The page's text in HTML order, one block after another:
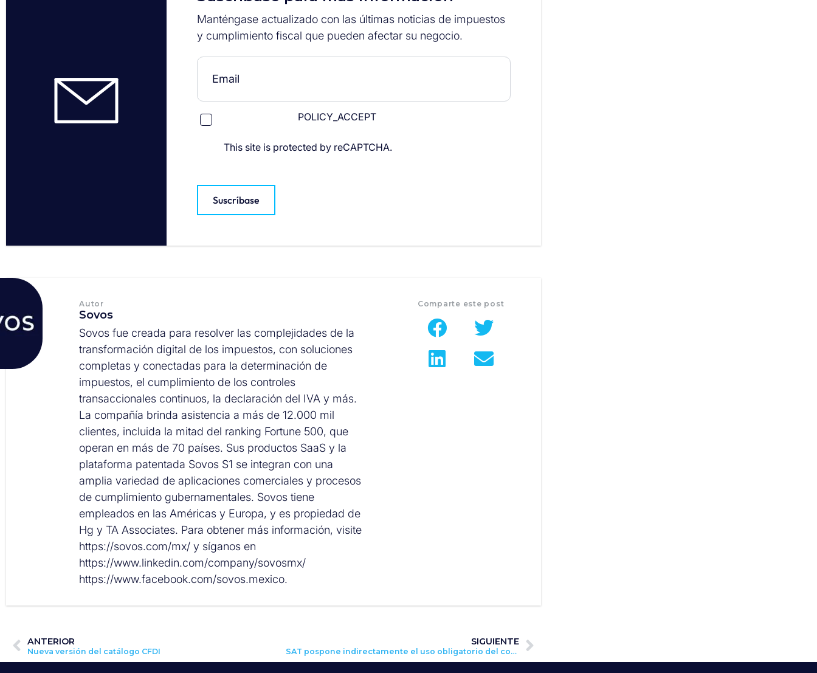
Manténgase actualizado con las últimas noticias de impuestos
y cumplimiento fiscal que pueden afectar su negocio.
POLICY_ACCEPT
This site is protected by reCAPTCHA.
Suscríbase
Autor
Sovos
Sovos fue creada para resolver las complejidades de la
transformación digital de los impuestos, con soluciones
completas y conectadas para la determinación de
impuestos, el cumplimiento de los controles
transaccionales continuos, la declaración del IVA y más.
La compañía brinda asistencia a más de 12.000 mil
clientes, incluida la mitad del ranking Fortune 500, que
operan en más de 70 países. Sus productos SaaS y la
plataforma patentada Sovos S1 se integran con una
amplia variedad de aplicaciones comerciales y procesos
de cumplimiento gubernamentales. Sovos tiene
empleados en las Américas y Europa, y es propiedad de
Hg y TA Associates. Para obtener más información, visite
https://sovos.com/mx/ y síganos en
https://www.linkedin.com/company/sovosmx/
https://www.facebook.com/sovos.mexico.
Comparte este post
ANTERIOR
Nueva versión del catálogo CFDI
SIGUIENTE
SAT pospone indirectamente el uso obligatorio del complemento Carta Porte